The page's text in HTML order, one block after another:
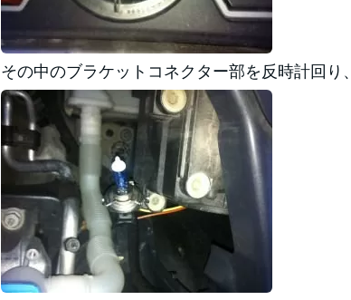
その中のブラケットコネクター部を反時計回り